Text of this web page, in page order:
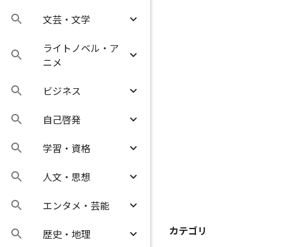
文芸・文学
ライトノベル・ア
ニメ
ビジネス
自己啓発
学習・資格
人文・思想
エンタメ・芸能
歴史・地理
カテゴリ